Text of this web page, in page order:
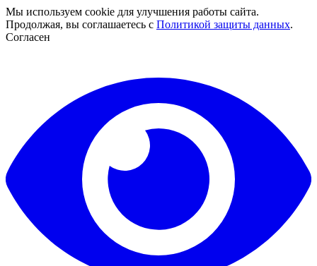
Мы используем cookie для улучшения работы сайта.
Продолжая, вы соглашаетесь с Политикой защиты данных.
Согласен